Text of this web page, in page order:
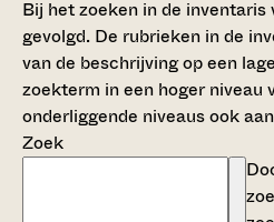
Bij het zoeken in de
gevolgd. De rubrieken in de
van de beschrijving op een
zoekterm in een hoger niveau
onderliggende niveaus ook
Zoek